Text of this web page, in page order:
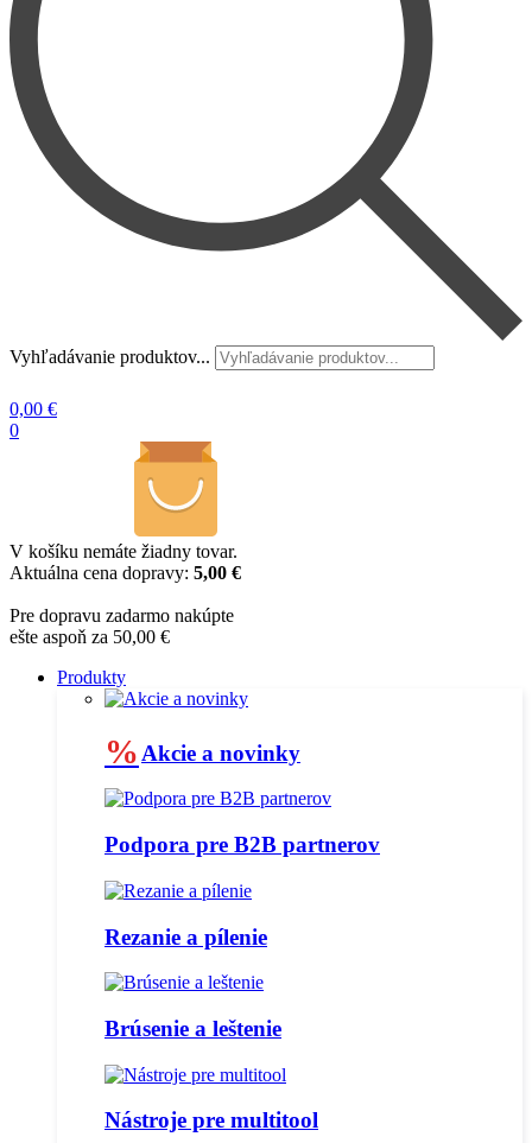
Vyhľadávanie produktov...
0,00 €
0
V košíku nemáte žiadny tovar.
Aktuálna cena dopravy: 5,00 €
Pre dopravu zadarmo nakúpte
ešte aspoň za 50,00 €
Produkty
% Akcie a novinky
Podpora pre B2B partnerov
Rezanie a pílenie
Brúsenie a leštenie
Nástroje pre multitool